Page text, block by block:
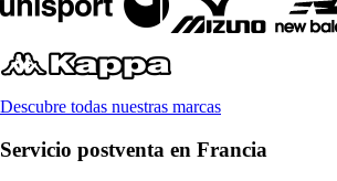
Descubre todas nuestras marcas
Servicio postventa en Francia